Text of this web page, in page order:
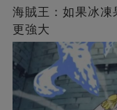
海賊王：如果冰凍
更強大